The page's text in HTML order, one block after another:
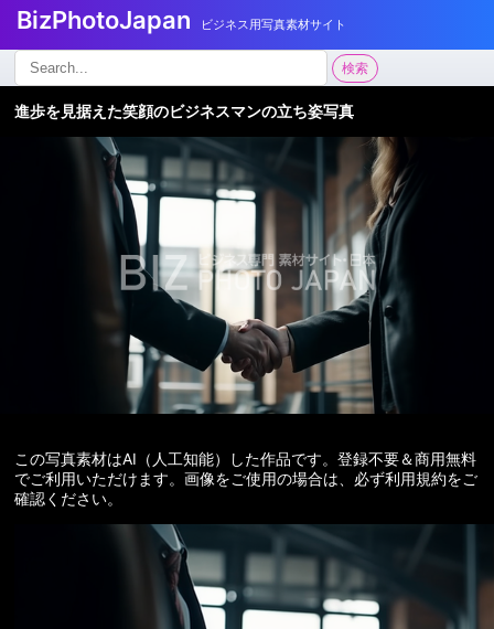
BizPhotoJapan ビジネス用写真素材サイト
検
索:
検索
進歩を見据えた笑顔のビジネスマンの立ち姿写真
この写真素材はAI（人工知能）した作品です。登録不要＆商用無料
でご利用いただけます。画像をご使用の場合は、必ず利用規約をご
確認ください。